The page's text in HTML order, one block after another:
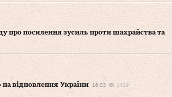
про посилення зусиль проти шахрайства та
відновлення України 16:03 1429